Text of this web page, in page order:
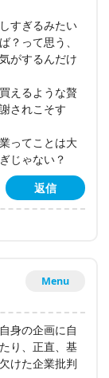
すぎるみたい
？って思う、
がするんだけ
えるような贅
されこそす
ってことは大
じゃない？
返信
Menu
身の企画に自
り、正直、基
けた企業批判